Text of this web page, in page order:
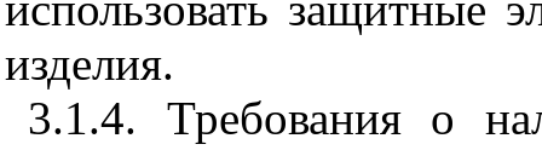
изделия.
3.1.4. Требования о